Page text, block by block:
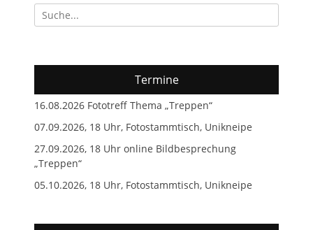
Suchen
nach:
Termine
16.08.2026 Fototreff Thema „Treppen“
07.09.2026, 18 Uhr, Fotostammtisch, Unikneipe
27.09.2026, 18 Uhr online Bildbesprechung
„Treppen“
05.10.2026, 18 Uhr, Fotostammtisch, Unikneipe